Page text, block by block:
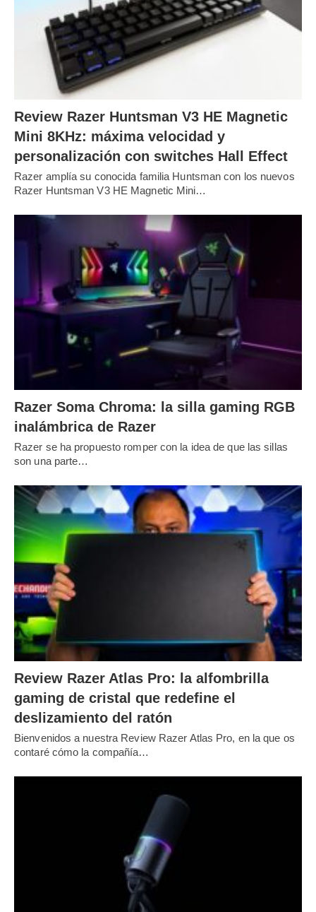
Review Razer Huntsman V3 HE Magnetic
Mini 8KHz: máxima velocidad y
personalización con switches Hall Effect
Razer amplía su conocida familia Huntsman con los nuevos
Razer Huntsman V3 HE Magnetic Mini…
Razer Soma Chroma: la silla gaming RGB
inalámbrica de Razer
Razer se ha propuesto romper con la idea de que las sillas
son una parte…
Review Razer Atlas Pro: la alfombrilla
gaming de cristal que redefine el
deslizamiento del ratón
Bienvenidos a nuestra Review Razer Atlas Pro, en la que os
contaré cómo la compañía…